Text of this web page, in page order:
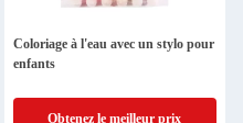
Coloriage à l'eau avec un stylo pour
enfants
Obtenez le meilleur prix